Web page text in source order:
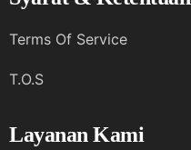
Terms Of Service
T.O.S
Layanan Kami